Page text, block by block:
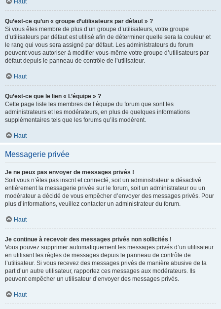
Haut
Qu’est-ce qu’un « groupe d’utilisateurs par défaut » ?
Si vous êtes membre de plus d’un groupe d’utilisateurs, votre groupe
d’utilisateurs par défaut est utilisé afin de déterminer quelle sera la couleur et
le rang qui vous sera assigné par défaut. Les administrateurs du forum
peuvent vous autoriser à modifier vous-même votre groupe d’utilisateurs par
défaut depuis le panneau de contrôle de l’utilisateur.
Haut
Qu’est-ce que le lien « L’équipe » ?
Cette page liste les membres de l’équipe du forum que sont les
administrateurs et les modérateurs, en plus de quelques informations
supplémentaires tels que les forums qu’ils modèrent.
Haut
Messagerie privée
Je ne peux pas envoyer de messages privés !
Soit vous n’êtes pas inscrit et connecté, soit un administrateur a désactivé
entièrement la messagerie privée sur le forum, soit un administrateur ou un
modérateur a décidé de vous empêcher d’envoyer des messages privés. Pour
plus d’informations, veuillez contacter un administrateur du forum.
Haut
Je continue à recevoir des messages privés non sollicités !
Vous pouvez supprimer automatiquement les messages privés d’un utilisateur
en utilisant les règles de messages depuis le panneau de contrôle de
l’utilisateur. Si vous recevez des messages privés de manière abusive de la
part d’un autre utilisateur, rapportez ces messages aux modérateurs. Ils
peuvent empêcher un utilisateur d’envoyer des messages privés.
Haut